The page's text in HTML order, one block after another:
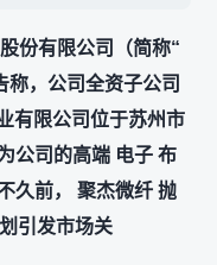
份有限公司（简称“
称，公司全资子公司
有限公司位于苏州市
公司的高端 电子 布
久前， 聚杰微纤 抛
引发市场关